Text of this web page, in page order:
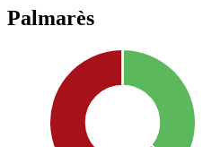
Palmarès